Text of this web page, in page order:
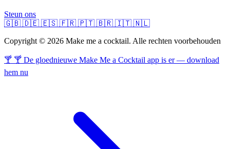
Steun ons
🇬🇧 🇩🇪 🇪🇸 🇫🇷 🇵🇹 🇧🇷 🇮🇹 🇳🇱
Copyright © 2026 Make me a cocktail. Alle rechten voorbehouden
🍸 🍸 De gloednieuwe Make Me a Cocktail app is er — download
hem nu